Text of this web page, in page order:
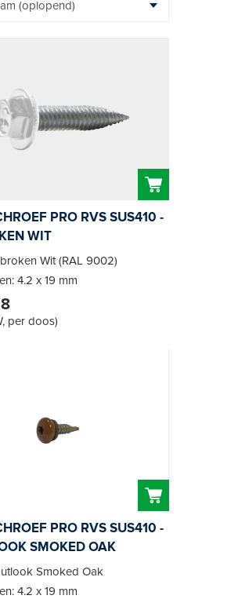
PRO RVS SUS410 -
WIT
Wit (RAL 9002)
4.2 x 19 mm
per doos)
PRO RVS SUS410 -
SMOKED OAK
Smoked Oak
4.2 x 19 mm